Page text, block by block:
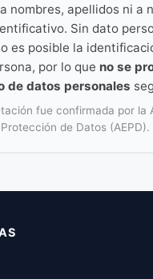
nombres, apellidos ni a
Sin dato
es posible la
por lo que no se
de datos personales
fue confirmada por la
de Datos (AEPD).